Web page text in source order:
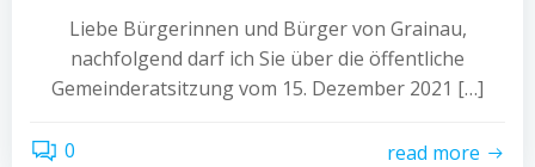
Liebe Bürgerinnen und Bürger von Grainau,
nachfolgend darf ich Sie über die öffentliche
Gemeinderatsitzung vom 15. Dezember 2021 […]
0 read more